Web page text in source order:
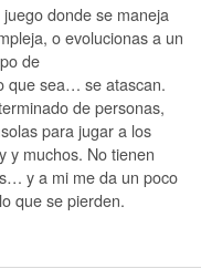
donde se maneja
o evolucionas a un
de
que sea… se atascan.
de personas,
para jugar a los
y muchos. No tienen
y a mi me da un poco
que se pierden.